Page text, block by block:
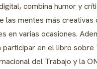
combina humor y
mentes más creativas
en varias ocasiones.
en el libro
del Trabajo y la